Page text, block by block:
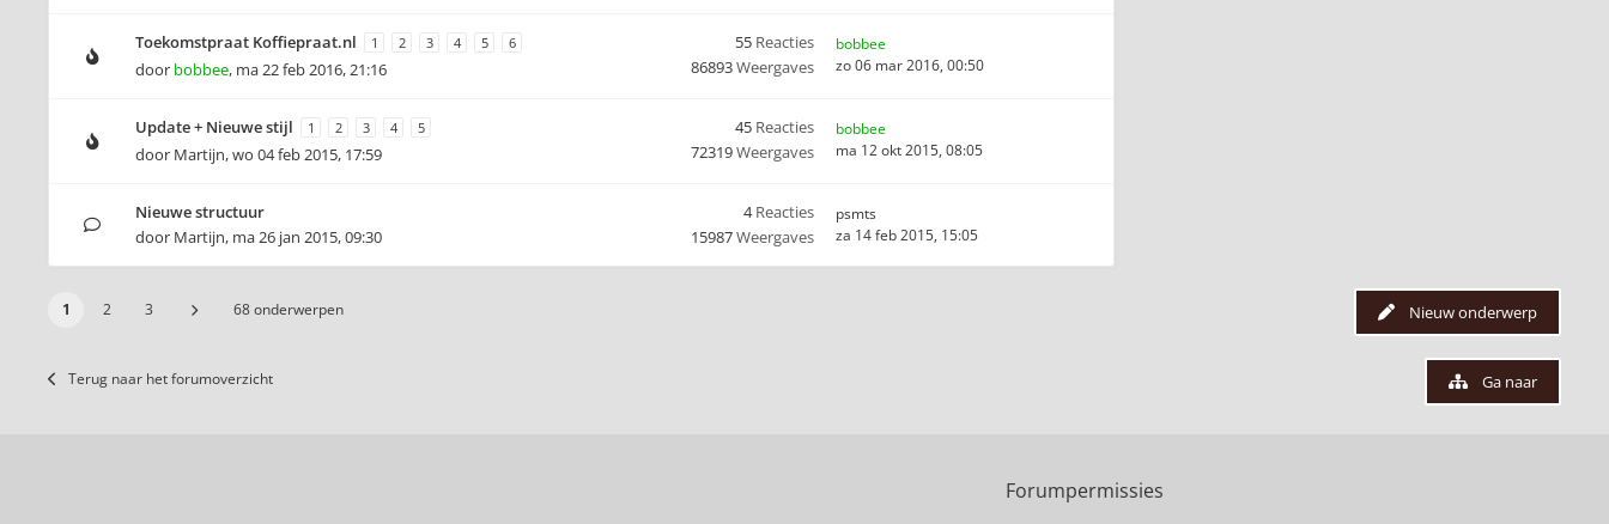
Toekomstpraat Koffiepraat.nl 1 2 3 4 5 6
door bobbee, ma 22 feb 2016, 21:16
55 Reacties
86893Weergaves
bobbee
zo 06 mar 2016, 00:50
Update + Nieuwe stijl 1 2 3 4 5
door Martijn,wo 04 feb 2015, 17:59
45 Reacties
72319Weergaves
bobbee
ma 12 okt 2015, 08:05
Nieuwe structuur
door Martijn, ma 26 jan 2015, 09:30
4Reacties
15987Weergaves
psmts
za 14 feb 2015, 15:05
Nieuw onderwerp
1 2 3 68 onderwerpen
Terug naar het forumoverzicht Ga naar
Forumpermissies